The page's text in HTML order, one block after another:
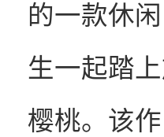
的一款休
生一起踏
樱桃。该